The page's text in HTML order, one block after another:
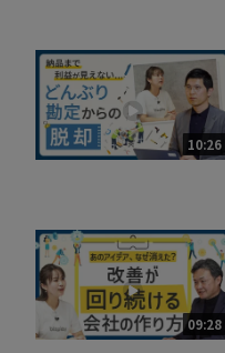
10:26
09:28